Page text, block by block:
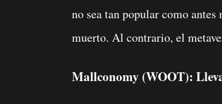
no sea tan popular como
muerto. Al contrario, el
Mallconomy (WOOT):